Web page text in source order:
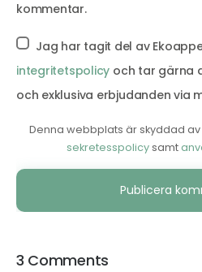
kommentar.
Jag har tagit del av
integritetspolicy och tar gärna
och exklusiva erbjudanden via
Denna webbplats är skyddad av
sekretesspolicysamt
Alternative:
3 Comments